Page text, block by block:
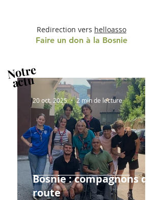
Redirection vers helloasso
Faire un don à la Bosnie
Bosnie : compagnons de
route
20 oct. 2025 2 min de lecture
Notre
actu
​